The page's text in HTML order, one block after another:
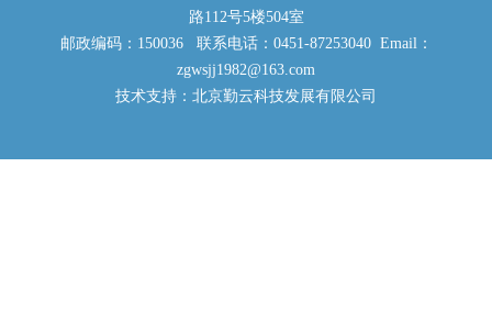
路112号5楼504室
邮政编码：150036 联系电话：0451-87253040 Email：
zgwsjj1982@163.com
技术支持：北京勤云科技发展有限公司